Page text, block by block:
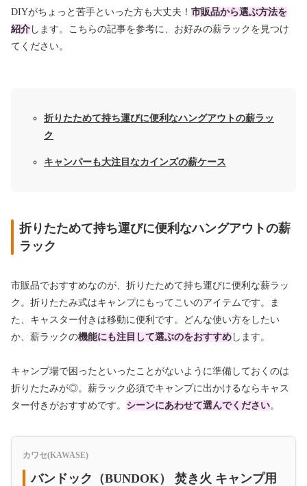
DIYがちょっと苦手といった方も大丈夫！ 市販品から選ぶ方法を
紹介 します。こちらの記事を参考に、 お好みの薪ラックを見つけ
てください。
折りたためて持ち運びに便利なハングアウトの薪ラッ
ク
キャンパーも大注目なカインズの薪ケース
折りたためて持ち運びに便利なハングアウトの薪
ラック
市販品でおすすめなのが、 折りたためて持ち運びに便利な薪ラッ
ク 。折りたたみ式はキャンプにもってこいのアイテムです。ま
た、キャスター付きは移動に便利です。どんな使い方をしたい
か、 薪ラックの機能にも注目して選ぶのをおすすめ します。
キャンプ場で困ったといったことがないように準備しておくのは
折りたたみが◎。薪ラック必須でキャンプに出かけるならキャス
ター付きがおすすめです。 シーンにあわせて選んでください。
カワセ(KAWASE)
バンドック（BUNDOK） 焚き火 キャンプ用